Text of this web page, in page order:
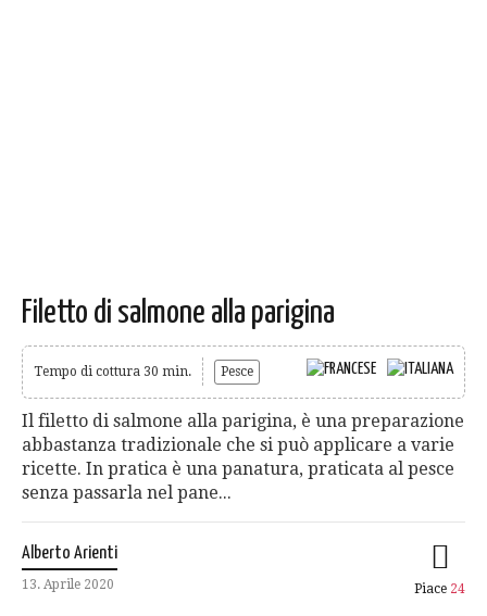
Filetto di salmone alla parigina
Tempo di cottura 30 min. Pesce
Il filetto di salmone alla parigina, è una preparazione
abbastanza tradizionale che si può applicare a varie
ricette. In pratica è una panatura, praticata al pesce
senza passarla nel pane...
Alberto Arienti
13. Aprile 2020 Piace 24